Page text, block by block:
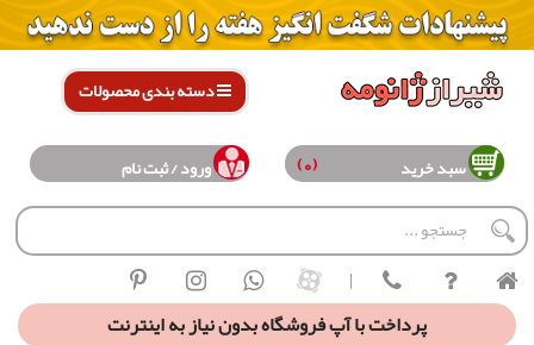
دسته بندی محصولات
سبد خرید (0) ورود / ثبت نام
|
پرداخت با آپ فروشگاه بدون نیاز به اینترنت